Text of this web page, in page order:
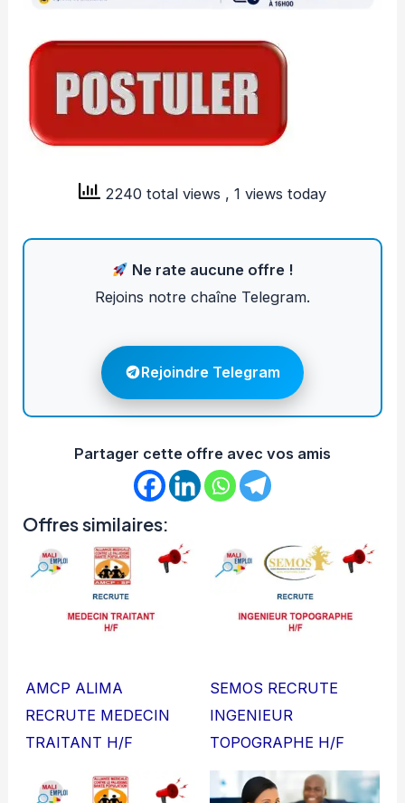
2240 total views , 1 views today
Ne rate aucune offre !
Rejoins notre chaîne Telegram.
Rejoindre Telegram
Partager cette offre avec vos amis
Offres similaires:
AMCP ALIMA
RECRUTE MEDECIN
TRAITANT H/F
SEMOS RECRUTE
INGENIEUR
TOPOGRAPHE H/F